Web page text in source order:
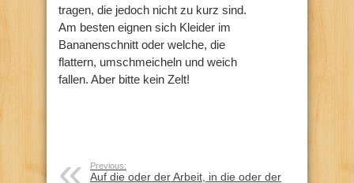
tragen, die jedoch nicht zu kurz sind.
Am besten eignen sich Kleider im
Bananenschnitt oder welche, die
flattern, umschmeicheln und weich
fallen. Aber bitte kein Zelt!
Previous:
Auf die oder der Arbeit, in die oder der